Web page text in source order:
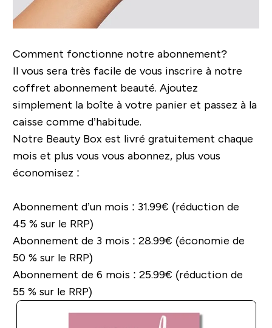
Comment fonctionne notre abonnement?
Il vous sera très facile de vous inscrire à notre
coffret abonnement beauté. Ajoutez
simplement la boîte à votre panier et passez à la
caisse comme d’habitude.
Notre Beauty Box est livré gratuitement chaque
mois et plus vous vous abonnez, plus vous
économisez :
Abonnement d’un mois : 31.99€ (réduction de
45 % sur le RRP)
Abonnement de 3 mois : 28.99€ (économie de
50 % sur le RRP)
Abonnement de 6 mois : 25.99€ (réduction de
55 % sur le RRP)